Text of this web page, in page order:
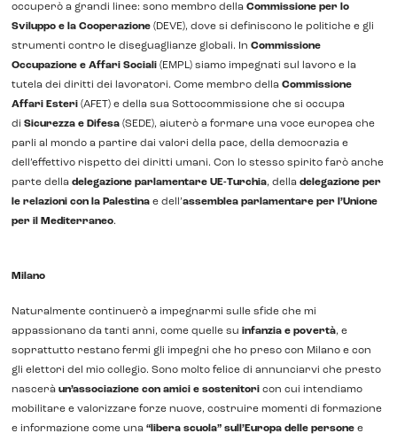
occuperò a grandi linee: sono membro dellaCommissione per lo
Sviluppo e la Cooperazione (DEVE), dove si definiscono le politiche e gli
strumenti contro le diseguaglianze globali. InCommissione
Occupazione e Affari Sociali (EMPL) siamo impegnati sul lavoro e la
tutela dei diritti dei lavoratori. Come membro dellaCommissione
Affari Esteri (AFET) e della sua Sottocommissione che si occupa
diSicurezza e Difesa (SEDE), aiuterò a formare una voce europea che
parli al mondo a partire dai valori della pace, della democrazia e
dell’effettivo rispetto dei diritti umani. Con lo stesso spirito farò anche
parte delladelegazione parlamentare UE-Turchia, delladelegazione per
le relazioni con la Palestina e dell’assemblea parlamentare per l’Unione
per il Mediterraneo.
Milano
Naturalmente continuerò a impegnarmi sulle sfide che mi
appassionano da tanti anni, come quelle suinfanzia e povertà, e
soprattutto restano fermi gli impegni che ho preso con Milano e con
gli elettori del mio collegio. Sono molto felice di annunciarvi che presto
nasceràun’associazione con amici e sostenitori con cui intendiamo
mobilitare e valorizzare forze nuove, costruire momenti di formazione
e informazione come una“libera scuola” sull’Europa delle persone e